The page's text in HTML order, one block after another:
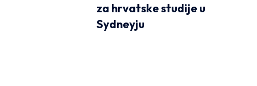
za hrvatske studije u
Sydneyju